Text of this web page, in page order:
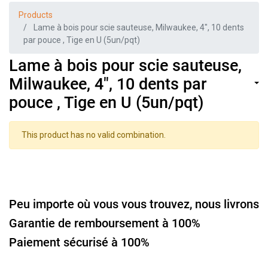
Products
Lame à bois pour scie sauteuse, Milwaukee, 4", 10 dents
par pouce , Tige en U (5un/pqt)
Lame à bois pour scie sauteuse,
Milwaukee, 4", 10 dents par
pouce , Tige en U (5un/pqt)
This product has no valid combination.
Peu importe où vous vous trouvez, nous livrons
Garantie de remboursement à 100%
Paiement sécurisé à 100%